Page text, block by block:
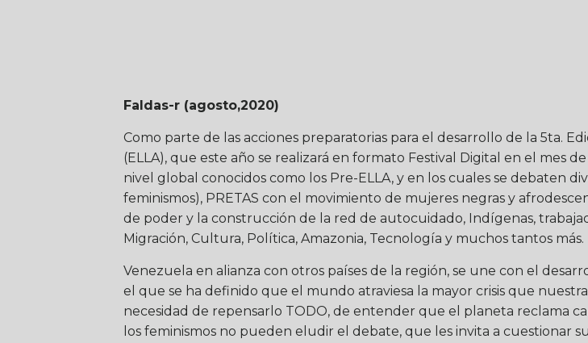
Faldas-r (agosto,2020)
Como parte de las acciones preparatorias para el desarrollo de la 5ta.
(ELLA), que este año se realizará en formato Festival Digital en el mes
nivel global conocidos como los Pre-ELLA, y en los cuales se debaten
feminismos), PRETAS con el movimiento de mujeres negras y
de poder y la construcción de la red de autocuidado, Indígenas,
Migración, Cultura, Política, Amazonia, Tecnología y muchos tantos más.
Venezuela en alianza con otros países de la región, se une con el
el que se ha definido que el mundo atraviesa la mayor crisis que
necesidad de repensarlo TODO, de entender que el planeta reclama
los feminismos no pueden eludir el debate, que les invita a cuestionar